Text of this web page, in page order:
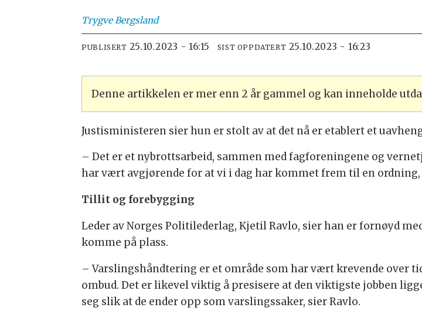
Trygve Bergsland
PUBLISERT 25.10.2023 - 16:15 SIST OPPDATERT 25.10.2023 - 16:23
Denne artikkelen er mer enn 2 år gammel og kan inneholde
Justisministeren sier hun er stolt av at det nå er etablert et
– Det er et nybrottsarbeid, sammen med fagforeningene og
har vært avgjørende for at vi i dag har kommet frem til en ordning,
Tillit og forebygging
Leder av Norges Politilederlag, Kjetil Ravlo, sier han er fornøyd
komme på plass.
– Varslingshåndtering er et område som har vært krevende over
ombud. Det er likevel viktig å presisere at den viktigste jobben
seg slik at de ender opp som varslingssaker, sier Ravlo.